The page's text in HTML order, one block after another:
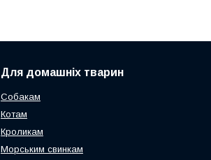
Для домашніх тварин
Собакам
Котам
Кроликам
Морським свинкам